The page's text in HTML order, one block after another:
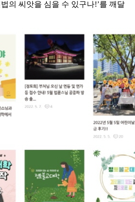
의 씨앗을 심을 수 있구나!’를 깨달